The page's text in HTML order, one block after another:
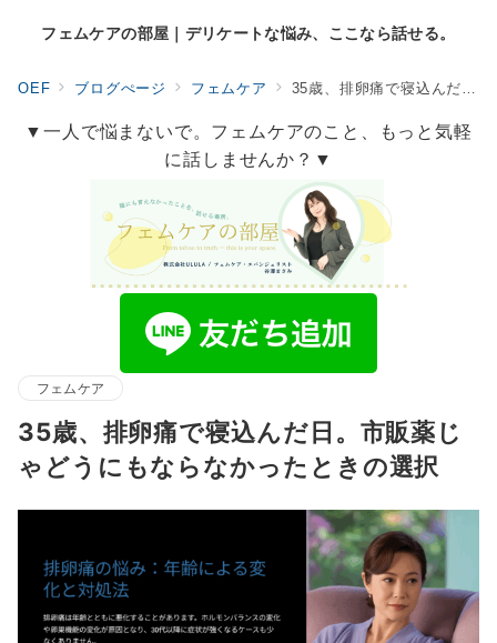
フェムケアの部屋｜デリケートな悩み、ここなら話せる。
OEF ブログぺージ フェムケア 35歳、排卵痛で寝込んだ日。市販薬じゃどうにもならなかったときの選択
▼一人で悩まないで。フェムケアのこと、もっと気軽
に話しませんか？▼
フェムケア
35歳、排卵痛で寝込んだ日。市販薬じ
ゃどうにもならなかったときの選択